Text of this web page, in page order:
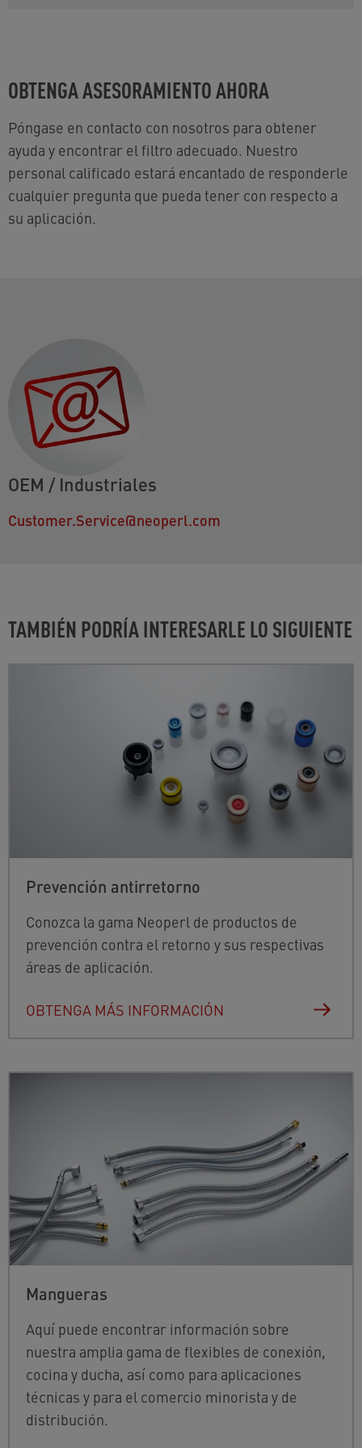
OBTENGA ASESORAMIENTO AHORA
Póngase en contacto con nosotros para obtener
ayuda y encontrar el filtro adecuado. Nuestro
personal calificado estará encantado de responderle
cualquier pregunta que pueda tener con respecto a
su aplicación.
OEM / Industriales
Customer.Service@neoperl.com
TAMBIÉN PODRÍA INTERESARLE LO SIGUIENTE
Prevención antirretorno
Conozca la gama Neoperl de productos de
prevención contra el retorno y sus respectivas
áreas de aplicación.
OBTENGA MÁS INFORMACIÓN
Mangueras
Aquí puede encontrar información sobre
nuestra amplia gama de flexibles de conexión,
cocina y ducha, así como para aplicaciones
técnicas y para el comercio minorista y de
distribución.